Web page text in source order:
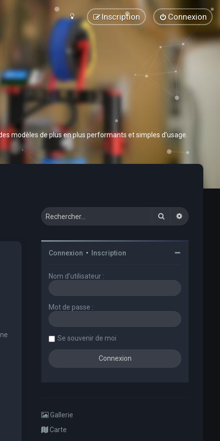
Connexion
Inscription
modèles de plus en plus performants et simples d’usage.
Rechercher
Connexion • Inscription
Nom d’utilisateur :
Mot de passe :
Se souvenir de moi
Gallerie
Carte